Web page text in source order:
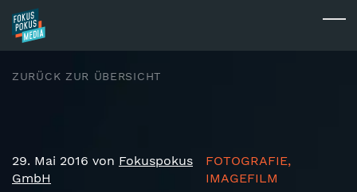
Skip to main content
ZURÜCK ZUR ÜBERSICHT
29. Mai 2016 von Fokuspokus
GmbH
FOTOGRAFIE,
IMAGEFILM